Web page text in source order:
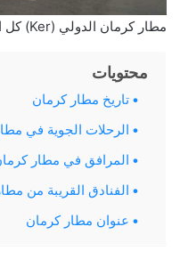
مطار كرمان الدولي (Ker) كل المعلومات التي تحتاجها ()
محتويات
تاريخ مطار كرمان
الرحلات الجوية في
المرافق في مطار
الفنادق القريبة من
عنوان مطار كرمان